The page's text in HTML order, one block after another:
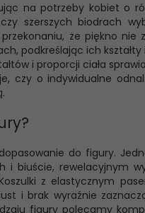
na potrzeby kobiet o
szerszych biodrach
że piękno nie
podkreślając ich
i proporcji ciała
o indywidualne
do figury.
i biuście, rewelacyjnym
z elastycznym
i brak wyraźnie
figury polecamy